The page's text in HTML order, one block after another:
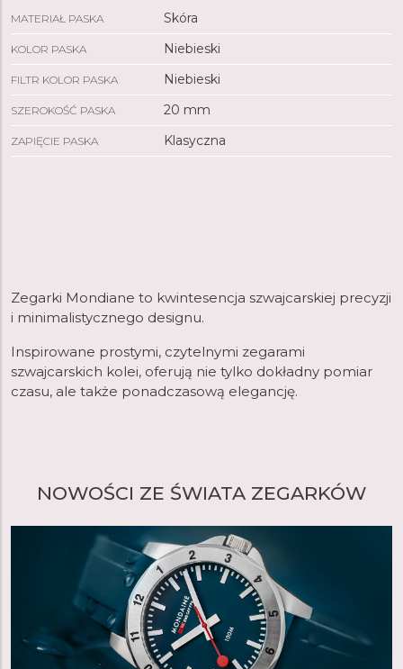
MATERIAŁ PASKA Skóra
KOLOR PASKA Niebieski
FILTR KOLOR PASKA Niebieski
SZEROKOŚĆ PASKA 20 mm
ZAPIĘCIE PASKA Klasyczna
Zegarki Mondiane to kwintesencja szwajcarskiej precyzji
i minimalistycznego designu.
Inspirowane prostymi, czytelnymi zegarami
szwajcarskich kolei, oferują nie tylko dokładny pomiar
czasu, ale także ponadczasową elegancję.
NOWOŚCI ZE ŚWIATA ZEGARKÓW